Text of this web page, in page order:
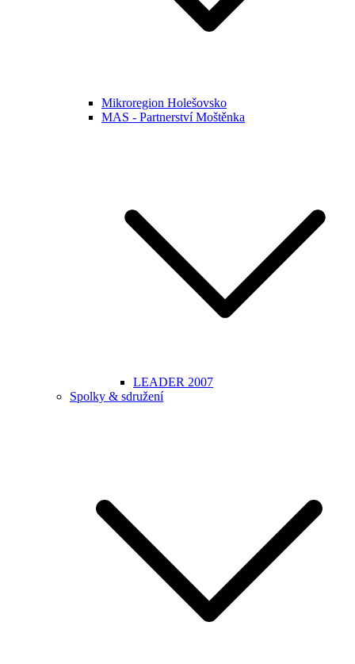
Mikroregion Holešovsko
MAS - Partnerství Moštěnka
LEADER 2007
Spolky & sdružení